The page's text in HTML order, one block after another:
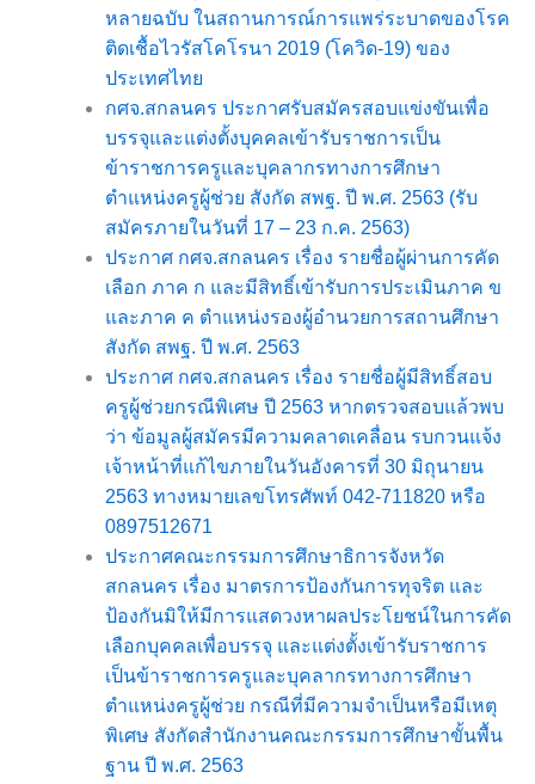
หลายฉบับ ในสถานการณ์การแพร่ระบาดของโรค
ติดเชื้อไวรัสโคโรนา 2019 (โควิด-19) ของ
ประเทศไทย
กศจ.สกลนคร ประกาศรับสมัครสอบแข่งขันเพื่อ
บรรจุและแต่งตั้งบุคคลเข้ารับราชการเป็น
ข้าราชการครูและบุคลากรทางการศึกษา
ตำแหน่งครูผู้ช่วย สังกัด สพฐ. ปี พ.ศ. 2563 (รับ
สมัครภายในวันที่ 17 – 23 ก.ค. 2563)
ประกาศ กศจ.สกลนคร เรื่อง รายชื่อผู้ผ่านการคัด
เลือก ภาค ก และมีสิทธิ์เข้ารับการประเมินภาค ข
และภาค ค ตำแหน่งรองผู้อำนวยการสถานศึกษา
สังกัด สพฐ. ปี พ.ศ. 2563
ประกาศ กศจ.สกลนคร เรื่อง รายชื่อผู้มีสิทธิ์สอบ
ครูผู้ช่วยกรณีพิเศษ ปี 2563 หากตรวจสอบแล้วพบ
ว่า ข้อมูลผู้สมัครมีความคลาดเคลื่อน รบกวนแจ้ง
เจ้าหน้าที่แก้ไขภายในวันอังคารที่ 30 มิถุนายน
2563 ทางหมายเลขโทรศัพท์ 042-711820 หรือ
0897512671
ประกาศคณะกรรมการศึกษาธิการจังหวัด
สกลนคร เรื่อง มาตรการป้องกันการทุจริต และ
ป้องกันมิให้มีการแสดวงหาผลประโยชน์ในการคัด
เลือกบุคคลเพื่อบรรจุ และแต่งตั้งเข้ารับราชการ
เป็นข้าราชการครูและบุคลากรทางการศึกษา
ตำแหน่งครูผู้ช่วย กรณีที่มีความจำเป็นหรือมีเหตุ
พิเศษ สังกัดสำนักงานคณะกรรมการศึกษาขั้นพื้น
ฐาน ปี พ.ศ. 2563